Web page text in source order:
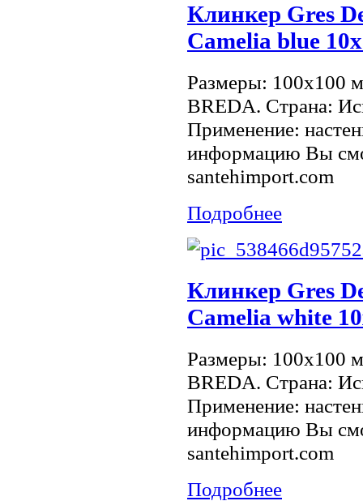
Клинкер Gres
Camelia blue
Размеры: 100x100
BREDA. Страна:
Применение:
информацию Вы
santehimport.com
Подробнее
Клинкер Gres
Camelia white
Размеры: 100x100
BREDA. Страна:
Применение:
информацию Вы
santehimport.com
Подробнее